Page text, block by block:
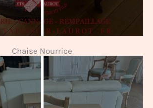
Chaise Nourrice